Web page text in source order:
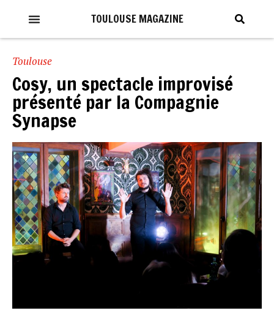
TOULOUSE MAGAZINE
Toulouse
Cosy, un spectacle improvisé
présenté par la Compagnie
Synapse